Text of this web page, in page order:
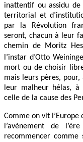
inattentif ou assidu de
territorial et
par la Révolution
seront, chacun à leur
chemin de Moritz
l’instar d’Otto
mort ou de choisir
mais leurs pères,
leur malheur hélas,
celle de la cause des
Comme on vit l’Europe
l’avènement de
recommencer comme